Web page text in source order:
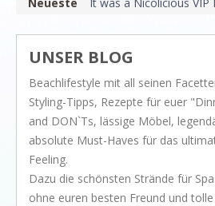
Our mission
Showroom
STYLES
Rivièra Style
Hampton Style
Nordic Style
BRANDS
Rivièra Maison
UNSER BLOG
Beachlifestyle mit all seinen
Styling-Tipps, Rezepte für euer
and DON`Ts, lässige Möbel,
absolute Must-Haves für das
Feeling.
Dazu die schönsten Strände für
ohne euren besten Freund und